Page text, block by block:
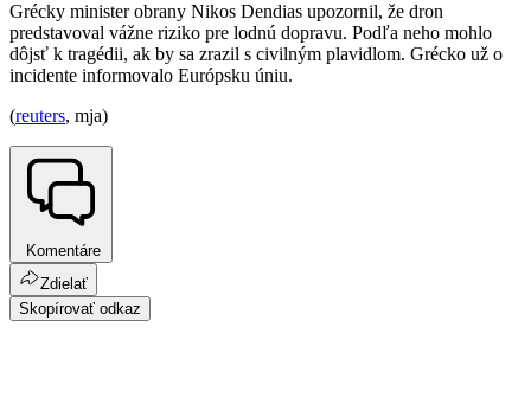
Grécky minister obrany Nikos Dendias upozornil, že dron
predstavoval vážne riziko pre lodnú dopravu. Podľa neho mohlo
dôjsť k tragédii, ak by sa zrazil s civilným plavidlom. Grécko už o
incidente informovalo Európsku úniu.
(reuters, mja)
Komentáre
Zdielať
Skopírovať odkaz